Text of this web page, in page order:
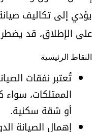
يؤدي إلى تكاليف
على الإطلاق، قد يضطر
النقاط الرئيسية
تُعتبر نفقات
الممتلكات، سواء
أو شقة سكنية.
إهمال الصيانة